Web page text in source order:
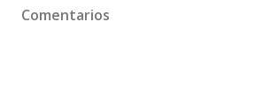
Comentarios